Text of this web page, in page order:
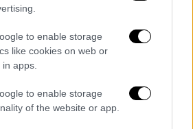
to enable storage
like cookies on web or
apps.
to enable storage
of the website or app.
είχε πιάσει η
τις πίστες και έγινε
την πρόβλεψή του για